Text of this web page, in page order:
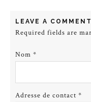
LEAVE A COMMENT
Required fields are
Nom *
Adresse de contact *